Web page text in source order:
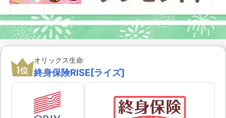
1位
オリックス生命
終身保険RISE[ライズ]